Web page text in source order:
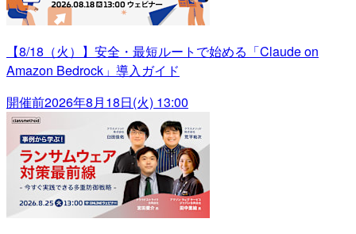
【8/18（火）】安全・最短ルートで始める「Claude on
Amazon Bedrock」導入ガイド
開催前2026年8月18日(火) 13:00